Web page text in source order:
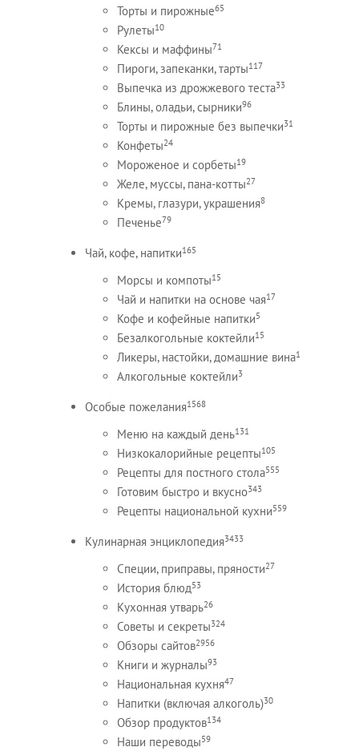
Торты и пирожные65
Рулеты10
Кексы и маффины71
Пироги, запеканки, тарты117
Выпечка из дрожжевого теста33
Блины, оладьи, сырники96
Торты и пирожные без выпечки31
Конфеты24
Мороженое и сорбеты19
Желе, муссы, пана-котты27
Кремы, глазури, украшения8
Печенье79
Чай, кофе, напитки165
Морсы и компоты15
Чай и напитки на основе чая17
Кофе и кофейные напитки5
Безалкогольные коктейли15
Ликеры, настойки, домашние вина1
Алкогольные коктейли3
Особые пожелания1568
Меню на каждый день131
Низкокалорийные рецепты105
Рецепты для постного стола555
Готовим быстро и вкусно343
Рецепты национальной кухни559
Кулинарная энциклопедия3433
Специи, приправы, пряности27
История блюд53
Кухонная утварь26
Советы и секреты324
Обзоры сайтов2956
Книги и журналы93
Национальная кухня47
Напитки (включая алкоголь)30
Обзор продуктов134
Наши переводы59